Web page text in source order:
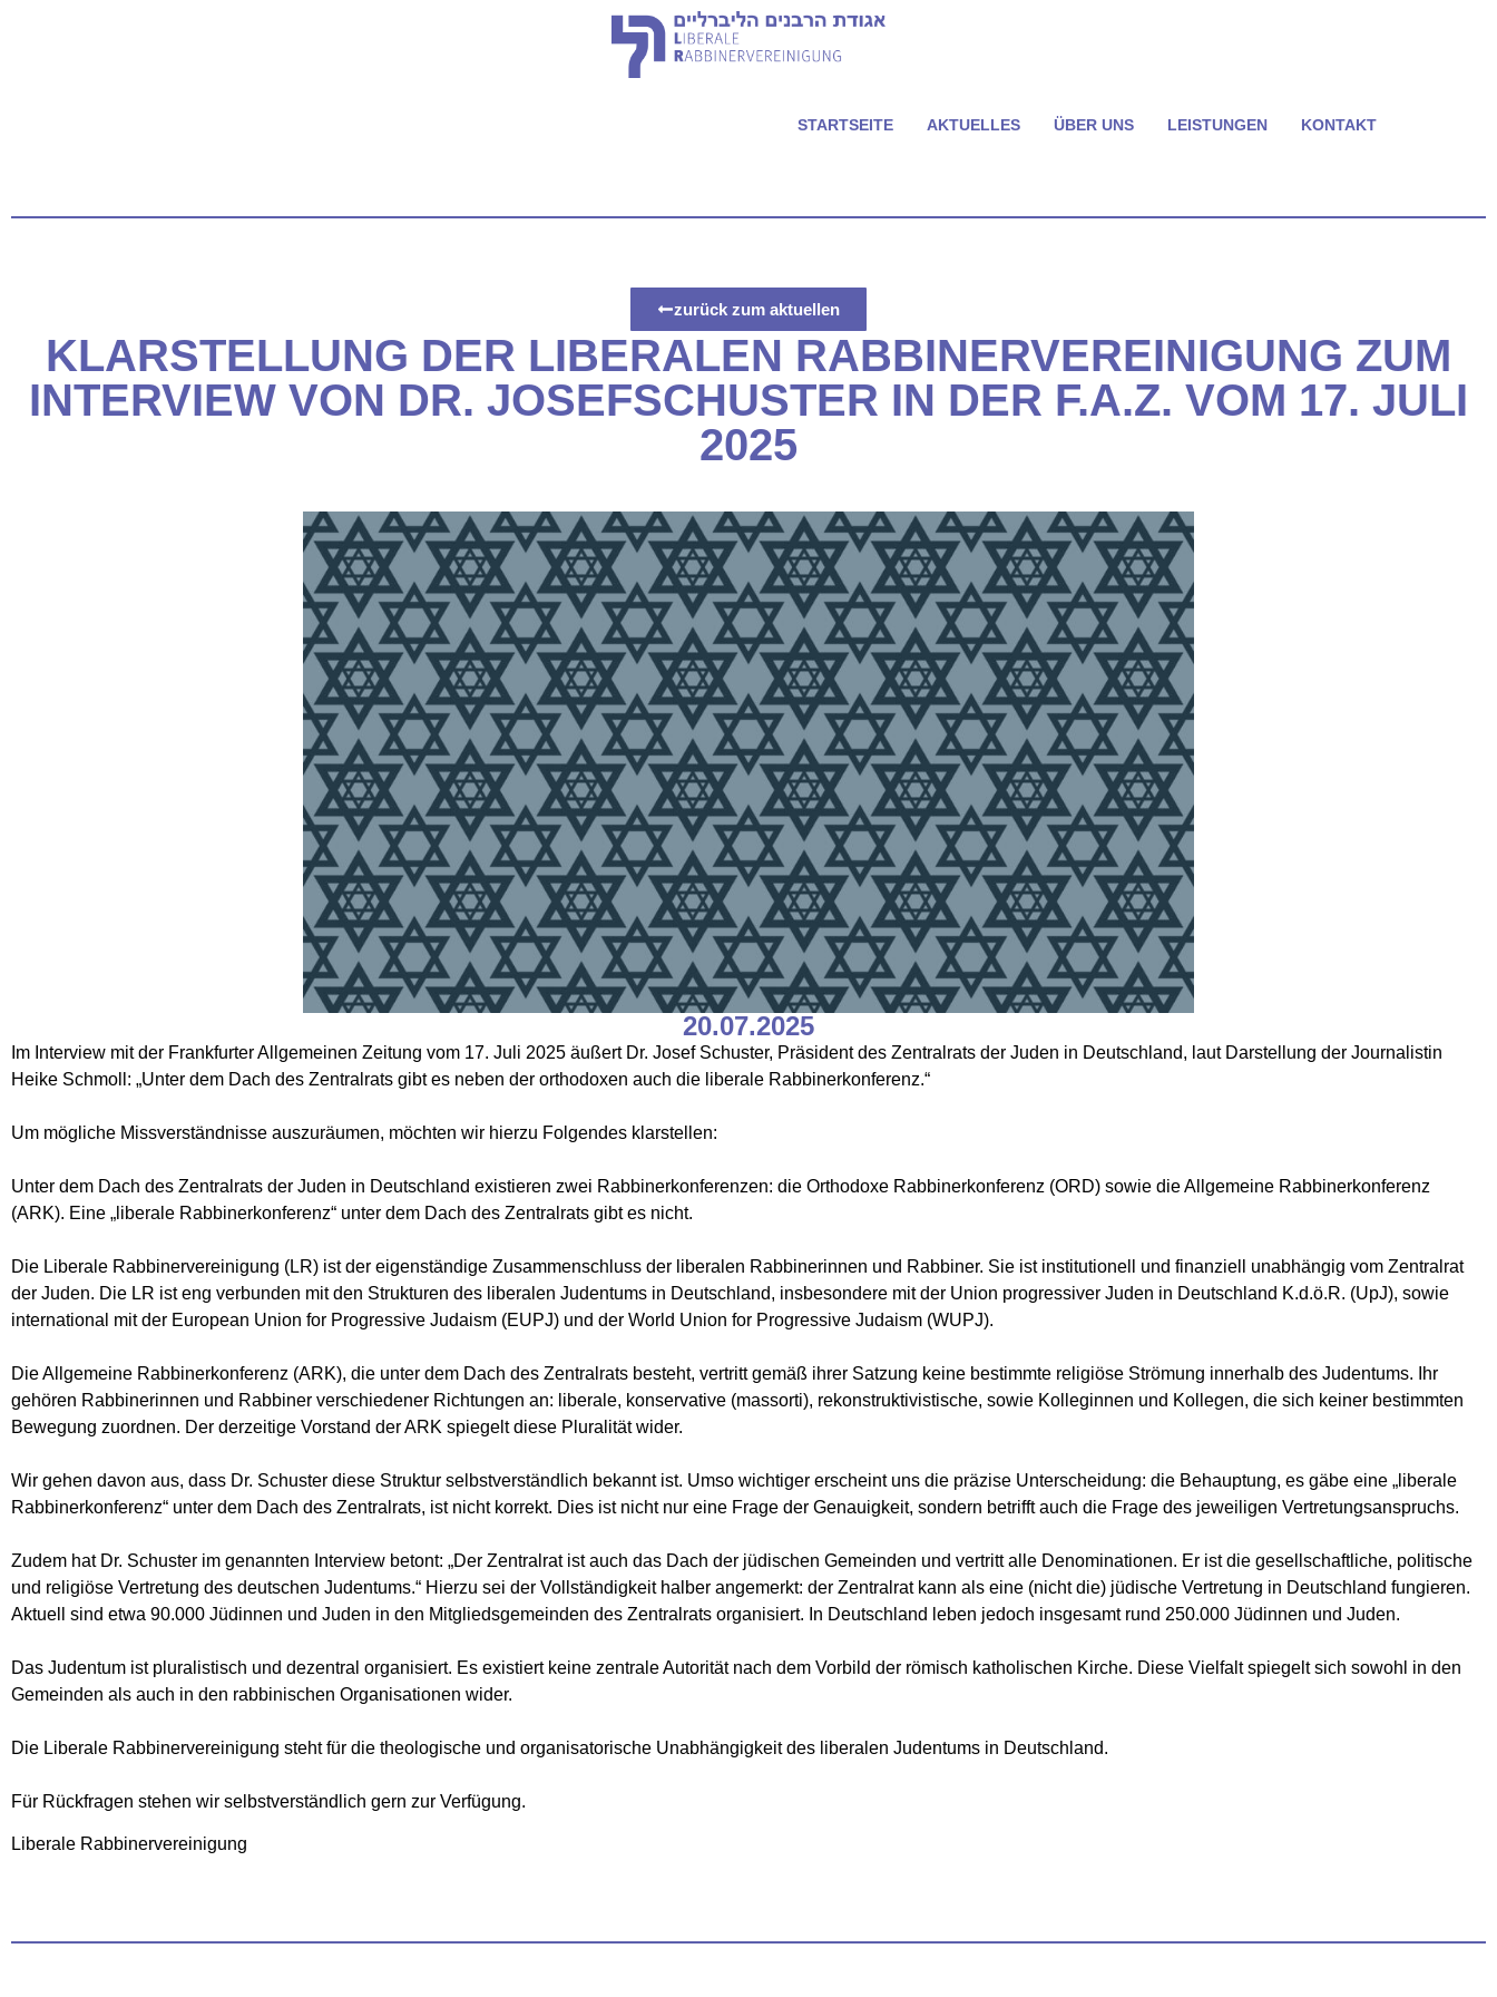
STARTSEITE AKTUELLES ÜBER UNS LEISTUNGEN KONTAKT
zurück zum aktuellen
KLARSTELLUNG DER LIBERALEN RABBINERVEREINIGUNG ZUM
INTERVIEW VON DR. JOSEFSCHUSTER IN DER F.A.Z. VOM 17. JULI
2025
20.07.2025
Im Interview mit der Frankfurter Allgemeinen Zeitung vom 17. Juli 2025 äußert Dr. Josef Schuster, Präsident des Zentralrats der Juden in Deutschland, laut Darstellung der Journalistin
Heike Schmoll: „Unter dem Dach des Zentralrats gibt es neben der orthodoxen auch die liberale Rabbinerkonferenz.“
Um mögliche Missverständnisse auszuräumen, möchten wir hierzu Folgendes klarstellen:
Unter dem Dach des Zentralrats der Juden in Deutschland existieren zwei Rabbinerkonferenzen: die Orthodoxe Rabbinerkonferenz (ORD) sowie die Allgemeine Rabbinerkonferenz
(ARK). Eine „liberale Rabbinerkonferenz“ unter dem Dach des Zentralrats gibt es nicht.
Die Liberale Rabbinervereinigung (LR) ist der eigenständige Zusammenschluss der liberalen Rabbinerinnen und Rabbiner. Sie ist institutionell und finanziell unabhängig vom Zentralrat
der Juden. Die LR ist eng verbunden mit den Strukturen des liberalen Judentums in Deutschland, insbesondere mit der Union progressiver Juden in Deutschland K.d.ö.R. (UpJ), sowie
international mit der European Union for Progressive Judaism (EUPJ) und der World Union for Progressive Judaism (WUPJ).
Die Allgemeine Rabbinerkonferenz (ARK), die unter dem Dach des Zentralrats besteht, vertritt gemäß ihrer Satzung keine bestimmte religiöse Strömung innerhalb des Judentums. Ihr
gehören Rabbinerinnen und Rabbiner verschiedener Richtungen an: liberale, konservative (massorti), rekonstruktivistische, sowie Kolleginnen und Kollegen, die sich keiner bestimmten
Bewegung zuordnen. Der derzeitige Vorstand der ARK spiegelt diese Pluralität wider.
Wir gehen davon aus, dass Dr. Schuster diese Struktur selbstverständlich bekannt ist. Umso wichtiger erscheint uns die präzise Unterscheidung: die Behauptung, es gäbe eine „liberale
Rabbinerkonferenz“ unter dem Dach des Zentralrats, ist nicht korrekt. Dies ist nicht nur eine Frage der Genauigkeit, sondern betrifft auch die Frage des jeweiligen Vertretungsanspruchs.
Zudem hat Dr. Schuster im genannten Interview betont: „Der Zentralrat ist auch das Dach der jüdischen Gemeinden und vertritt alle Denominationen. Er ist die gesellschaftliche, politische
und religiöse Vertretung des deutschen Judentums.“ Hierzu sei der Vollständigkeit halber angemerkt: der Zentralrat kann als eine (nicht die) jüdische Vertretung in Deutschland fungieren.
Aktuell sind etwa 90.000 Jüdinnen und Juden in den Mitgliedsgemeinden des Zentralrats organisiert. In Deutschland leben jedoch insgesamt rund 250.000 Jüdinnen und Juden.
Das Judentum ist pluralistisch und dezentral organisiert. Es existiert keine zentrale Autorität nach dem Vorbild der römisch katholischen Kirche. Diese Vielfalt spiegelt sich sowohl in den
Gemeinden als auch in den rabbinischen Organisationen wider.
Die Liberale Rabbinervereinigung steht für die theologische und organisatorische Unabhängigkeit des liberalen Judentums in Deutschland.
Für Rückfragen stehen wir selbstverständlich gern zur Verfügung.
Liberale Rabbinervereinigung